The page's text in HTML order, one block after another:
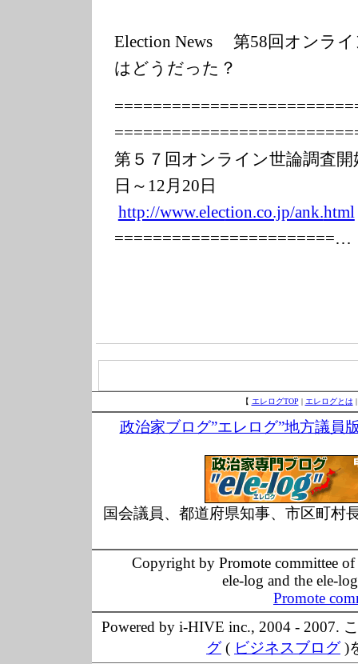
Election News 第58回オンライ
はどうだった？
===============
===============
第５７回オンライン世論調査
日～12月20日
http://www.election.co.jp/ank.html
=======================…
【 エレログTOP | エレログとは
政治家ブログ”エレログ”地方議員
国会議員、都道府県知事、市区町村
Copyright by Promote committee
ele-log and the ele-
Promote
Powered by i-HIVE inc., 2004 - 2007.
グ( ビジネスブログ)